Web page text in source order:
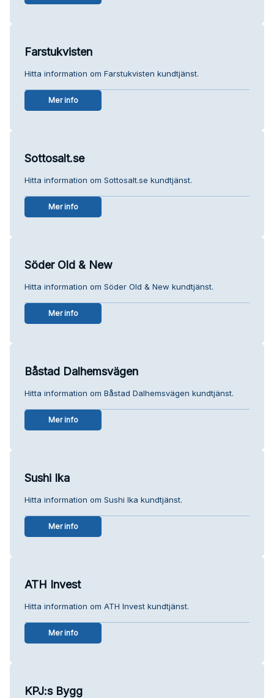
Farstukvisten
Hitta information om Farstukvisten kundtjänst.
Mer info
Sottosalt.se
Hitta information om Sottosalt.se kundtjänst.
Mer info
Söder Old & New
Hitta information om Söder Old & New kundtjänst.
Mer info
Båstad Dalhemsvägen
Hitta information om Båstad Dalhemsvägen kundtjänst.
Mer info
Sushi Ika
Hitta information om Sushi Ika kundtjänst.
Mer info
ATH Invest
Hitta information om ATH Invest kundtjänst.
Mer info
KPJ:s Bygg